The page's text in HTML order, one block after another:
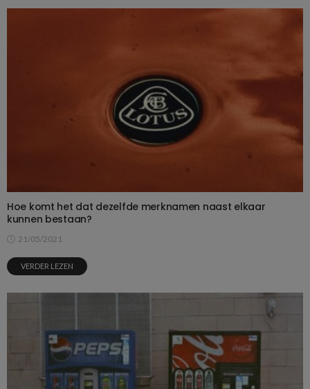
Hoe komt het dat dezelfde merknamen naast elkaar
kunnen bestaan?
21/05/2021
VERDER LEZEN